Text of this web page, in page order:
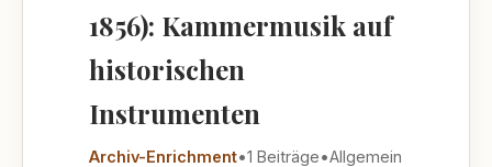
1856): Kammermusik auf
historischen
Instrumenten
Archiv-Enrichment•1 Beiträge•Allgemein